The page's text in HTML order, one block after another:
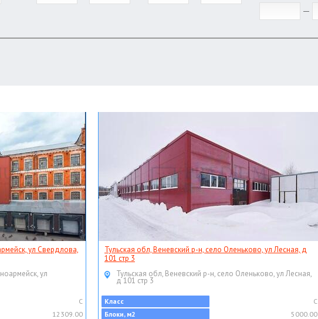
ул Свердлова,
ул
C
12309.00
Тульская обл, Веневский р-н, село Оленьково, ул Лесная, д
101 стр 3
Тульская обл, Веневский р-н, село Оленьково, ул Лесная,
д 101 стр 3
Класс
C
Блоки, м2
5000.00